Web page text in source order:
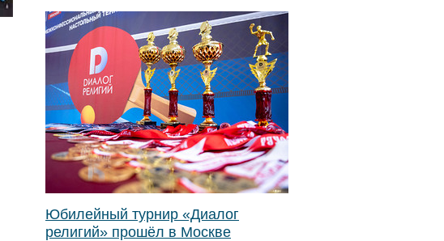
Юбилейный турнир «Диалог
религий» прошёл в Москве